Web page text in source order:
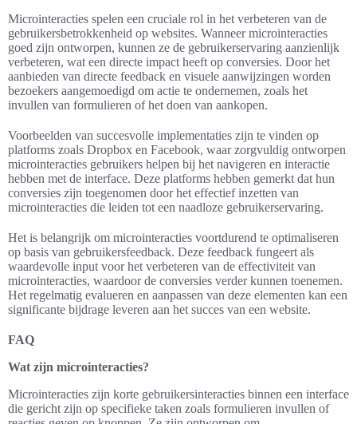
Microinteracties spelen een cruciale rol in het verbeteren van de
gebruikersbetrokkenheid op websites. Wanneer microinteracties
goed zijn ontworpen, kunnen ze de gebruikerservaring aanzienlijk
verbeteren, wat een directe impact heeft op conversies. Door het
aanbieden van directe feedback en visuele aanwijzingen worden
bezoekers aangemoedigd om actie te ondernemen, zoals het
invullen van formulieren of het doen van aankopen.
Voorbeelden van succesvolle implementaties zijn te vinden op
platforms zoals Dropbox en Facebook, waar zorgvuldig ontworpen
microinteracties gebruikers helpen bij het navigeren en interactie
hebben met de interface. Deze platforms hebben gemerkt dat hun
conversies zijn toegenomen door het effectief inzetten van
microinteracties die leiden tot een naadloze gebruikerservaring.
Het is belangrijk om microinteracties voortdurend te optimaliseren
op basis van gebruikersfeedback. Deze feedback fungeert als
waardevolle input voor het verbeteren van de effectiviteit van
microinteracties, waardoor de conversies verder kunnen toenemen.
Het regelmatig evalueren en aanpassen van deze elementen kan een
significante bijdrage leveren aan het succes van een website.
FAQ
Wat zijn microinteracties?
Microinteracties zijn korte gebruikersinteracties binnen een interface
die gericht zijn op specifieke taken zoals formulieren invullen of